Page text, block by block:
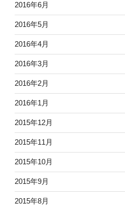
2016年6月
2016年5月
2016年4月
2016年3月
2016年2月
2016年1月
2015年12月
2015年11月
2015年10月
2015年9月
2015年8月